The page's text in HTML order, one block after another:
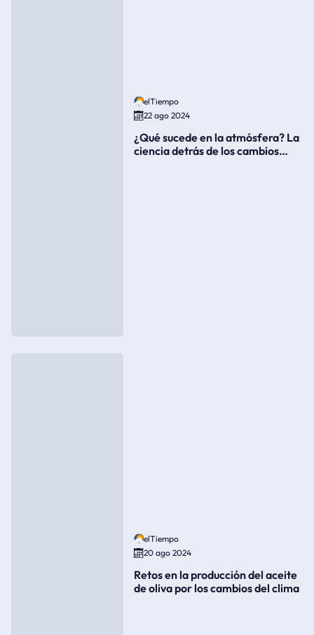
elTiempo
22 ago 2024
¿Qué sucede en la atmósfera? La
ciencia detrás de los cambios
elTiempo
20 ago 2024
Retos en la producción del aceite
de oliva por los cambios del clima